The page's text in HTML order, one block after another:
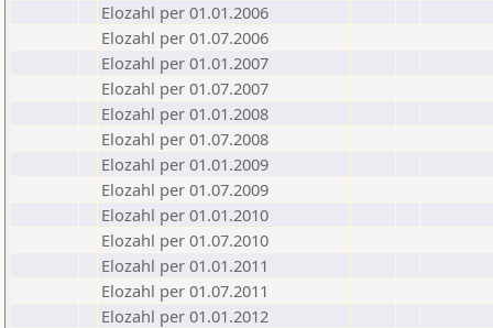
Elozahl per 01.01.2006
Elozahl per 01.07.2006
Elozahl per 01.01.2007
Elozahl per 01.07.2007
Elozahl per 01.01.2008
Elozahl per 01.07.2008
Elozahl per 01.01.2009
Elozahl per 01.07.2009
Elozahl per 01.01.2010
Elozahl per 01.07.2010
Elozahl per 01.01.2011
Elozahl per 01.07.2011
Elozahl per 01.01.2012